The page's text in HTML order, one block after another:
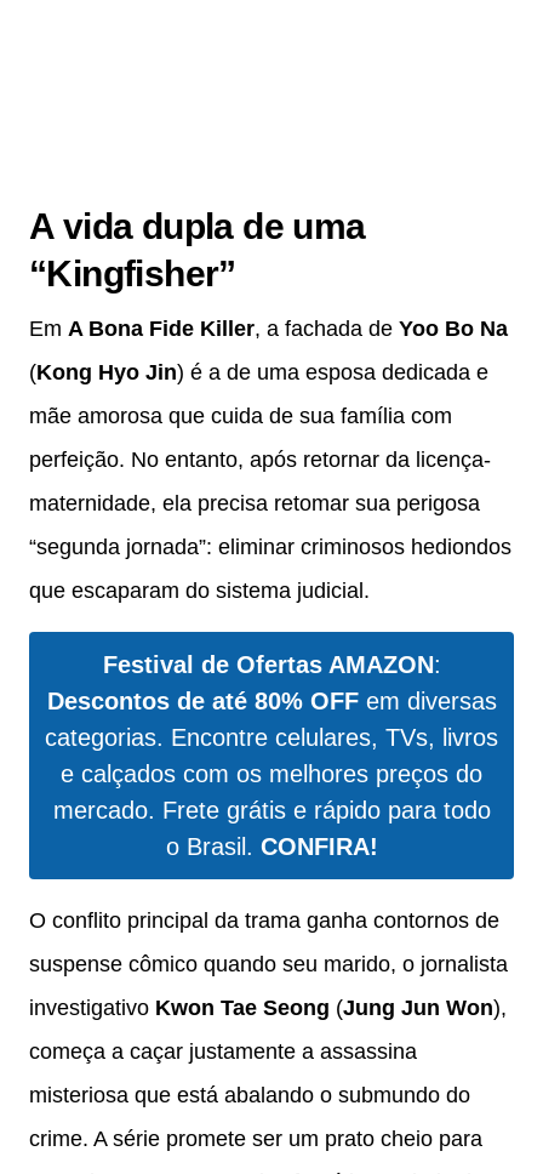
A vida dupla de uma
“Kingfisher”
Em A Bona Fide Killer, a fachada de Yoo Bo Na
(Kong Hyo Jin) é a de uma esposa dedicada e
mãe amorosa que cuida de sua família com
perfeição. No entanto, após retornar da licença-
maternidade, ela precisa retomar sua perigosa
“segunda jornada”: eliminar criminosos hediondos
que escaparam do sistema judicial.
Festival de Ofertas AMAZON:
Descontos de até 80% OFFem diversas
categorias. Encontre celulares, TVs, livros
e calçados com os melhores preços do
mercado. Frete grátis e rápido para todo
o Brasil. CONFIRA!
O conflito principal da trama ganha contornos de
suspense cômico quando seu marido, o jornalista
investigativo Kwon Tae Seong (Jung Jun Won),
começa a caçar justamente a assassina
misteriosa que está abalando o submundo do
crime. A série promete ser um prato cheio para